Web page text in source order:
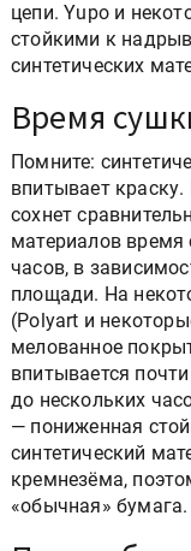
цепи. Yupo и
стойкими к
синтетических
Время
Помните:
впитывает
сохнет
материалов время
часов, в
площади. На
(Polyart и
мелованное
впитывается
до нескольких
— пониженная
синтетический
кремнезёма,
«обычная» бумага.